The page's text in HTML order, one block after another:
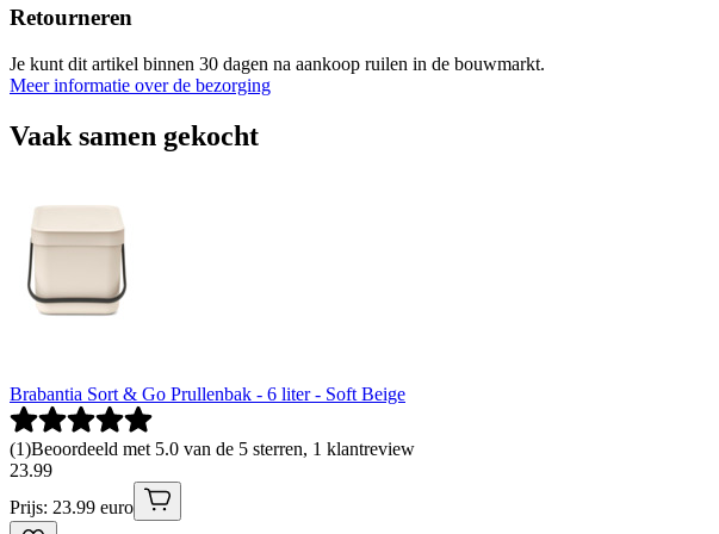
Retourneren
Je kunt dit artikel binnen 30 dagen na aankoop ruilen in de bouwmarkt.
Meer informatie over de bezorging
Vaak samen gekocht
Brabantia Sort & Go Prullenbak - 6 liter - Soft Beige
(1)Beoordeeld met 5.0 van de 5 sterren, 1 klantreview
23.99
Prijs: 23.99 euro